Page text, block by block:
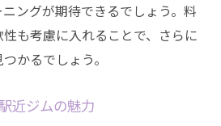
ングが期待できるでしょう。料
も考慮に入れることで、さらに
かるでしょう。
近ジムの魅力